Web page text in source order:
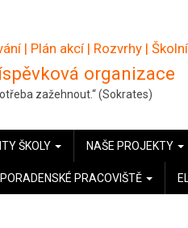
| Plán akcí | Rozvrhy |
organizace
zažehnout.“ (Sokrates)
ŠKOLY NAŠE PROJEKTY
PRACOVIŠTĚ